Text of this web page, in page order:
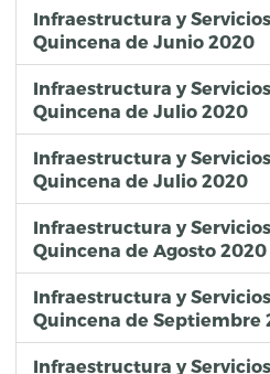
Infraestructura y
Quincena de Junio 2020
Infraestructura y
Quincena de Julio 2020
Infraestructura y
Quincena de Julio 2020
Infraestructura y
Quincena de Agosto 2020
Infraestructura y
Quincena de Septiembre
Infraestructura y